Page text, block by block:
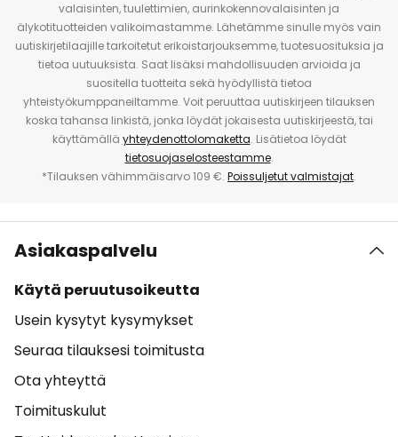
valaisinten, tuulettimien, aurinkokennovalaisinten ja
älykotituotteiden valikoimastamme. Lähetämme sinulle myös vain
uutiskirjetilaajille tarkoitetut erikoistarjouksemme, tuotesuosituksia ja
tietoa uutuuksista. Saat lisäksi mahdollisuuden arvioida ja
suositella tuotteita sekä hyödyllistä tietoa
yhteistyökumppaneiltamme. Voit peruuttaa uutiskirjeen tilauksen
koska tahansa linkistä, jonka löydät jokaisesta uutiskirjeestä, tai
käyttämällä yhteydenottolomaketta. Lisätietoa löydät
tietosuojaselosteestamme.
*Tilauksen vähimmäisarvo 109 €. Poissuljetut valmistajat.
Asiakaspalvelu
Käytä peruutusoikeutta
Usein kysytyt kysymykset
Seuraa tilauksesi toimitusta
Ota yhteyttä
Toimituskulut